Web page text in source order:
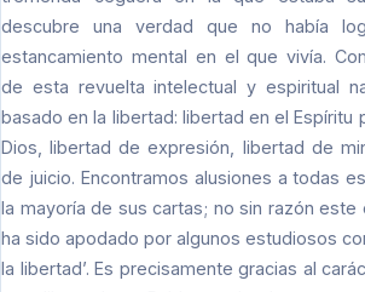
descubre una verdad que no había
estancamiento mental en el que vivía.
de esta revuelta intelectual y espiritual
basado en la libertad: libertad en el Espíritu
Dios, libertad de expresión, libertad de
de juicio. Encontramos alusiones a todas
la mayoría de sus cartas; no sin razón este
ha sido apodado por algunos estudiosos
la libertad’. Es precisamente gracias al